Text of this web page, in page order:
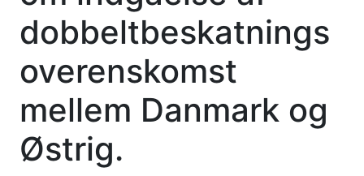
dobbeltbeskatnings
overenskomst
mellem Danmark og
Østrig.